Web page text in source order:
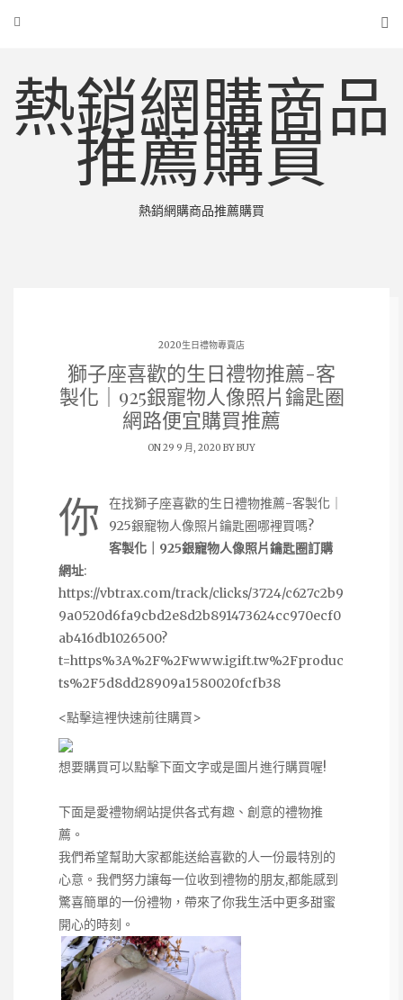
熱銷網購商品
推薦購買
熱銷網購商品推薦購買
2020生日禮物專賣店
獅子座喜歡的生日禮物推薦-客
製化｜925銀寵物人像照片鑰匙圈
網路便宜購買推薦
ON 29 9 月, 2020 BYBUY
你
在找獅子座喜歡的生日禮物推薦-客製化｜
925銀寵物人像照片鑰匙圈哪裡買嗎?
客製化｜925銀寵物人像照片鑰匙圈訂購
網址:
https://vbtrax.com/track/clicks/3724/c627c2b9
9a0520d6fa9cbd2e8d2b891473624cc970ecf0
ab416db1026500?
t=https%3A%2F%2Fwww.igift.tw%2Fproduc
ts%2F5d8dd28909a1580020fcfb38
<點擊這裡快速前往購買>
想要購買可以點擊下面文字或是圖片進行購買喔!
下面是愛禮物網站提供各式有趣、創意的禮物推
薦。
我們希望幫助大家都能送給喜歡的人一份最特別的
心意。我們努力讓每一位收到禮物的朋友,都能感到
驚喜簡單的一份禮物，帶來了你我生活中更多甜蜜
開心的時刻。